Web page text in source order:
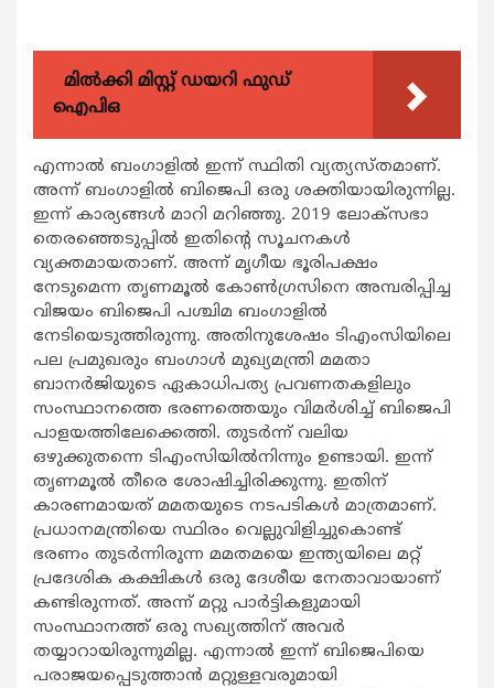
മിൽക്കി മിസ്റ്റ് ഡയറി ഫുഡ്
ഐപിഒ
എന്നാല്‍ ബംഗാളില്‍ ഇന്ന് സ്ഥിതി വ്യത്യസ്തമാണ്.
അന്ന് ബംഗാളില്‍ ബിജെപി ഒരു ശക്തിയായിരുന്നില്ല.
ഇന്ന് കാര്യങ്ങള്‍ മാറി മറിഞ്ഞു. 2019 ലോക്‌സഭാ
തെരഞ്ഞെടുപ്പില്‍ ഇതിന്റെ സൂചനകള്‍
വ്യക്തമായതാണ്. അന്ന് മൃഗീയ ഭൂരിപക്ഷം
നേടുമെന്ന തൃണമൂല്‍ കോണ്‍ഗ്രസിനെ അമ്പരിപ്പിച്ച
വിജയം ബിജെപി പശ്ചിമ ബംഗാളില്‍
നേടിയെടുത്തിരുന്നു. അതിനുശേഷം ടിഎംസിയിലെ
പല പ്രമുഖരും ബംഗാള്‍ മുഖ്യമന്ത്രി മമതാ
ബാനര്‍ജിയുടെ ഏകാധിപത്യ പ്രവണതകളിലും
സംസ്ഥാനത്തെ ഭരണത്തെയും വിമര്‍ശിച്ച് ബിജെപി
പാളയത്തിലേക്കെത്തി. തുടര്‍ന്ന് വലിയ
ഒഴുക്കുതന്നെ ടിഎംസിയില്‍നിന്നും ഉണ്ടായി. ഇന്ന്
തൃണമൂല്‍ തീരെ ശോഷിച്ചിരിക്കുന്നു. ഇതിന്
കാരണമായത് മമതയുടെ നടപടികള്‍ മാത്രമാണ്.
പ്രധാനമന്ത്രിയെ സ്ഥിരം വെല്ലുവിളിച്ചുകൊണ്ട്
ഭരണം തുടര്‍ന്നിരുന്ന മമതമയെ ഇന്ത്യയിലെ മറ്റ്
പ്രദേശിക കക്ഷികള്‍ ഒരു ദേശീയ നേതാവായാണ്
കണ്ടിരുന്നത്. അന്ന് മറ്റു പാര്‍ട്ടികളുമായി
സംസ്ഥാനത്ത് ഒരു സഖ്യത്തിന് അവര്‍
തയ്യാറായിരുന്നുമില്ല. എന്നാല്‍ ഇന്ന് ബിജെപിയെ
പരാജയപ്പെടുത്താന്‍ മറ്റുള്ളവരുമായി